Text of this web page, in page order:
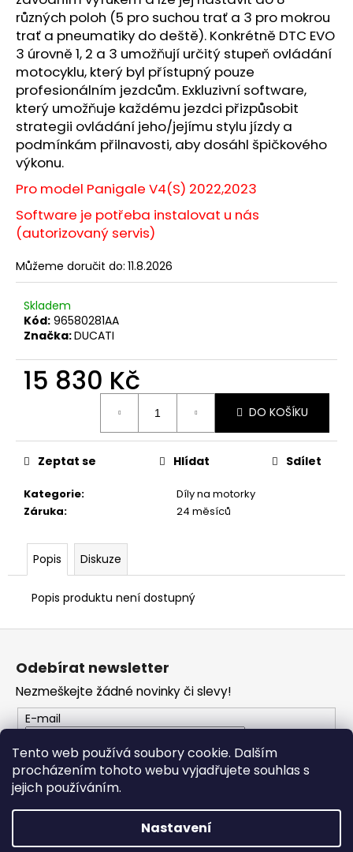
Tento web používá soubory cookie. Dalším
procházením tohoto webu vyjadřujete souhlas s
jejich používáním.
Nastavení
různých poloh (5 pro suchou trať a 3 pro mokrou
trať a pneumatiky do deště). Konkrétně DTC EVO
3 úrovně 1, 2 a 3 umožňují určitý stupeň ovládání
motocyklu, který byl přístupný pouze
profesionálním jezdcům. Exkluzivní software,
který umožňuje každému jezdci přizpůsobit
strategii ovládání jeho/jejímu stylu jízdy a
podmínkám přilnavosti, aby dosáhl špičkového
výkonu.
Pro model Panigale V4(S) 2022,2023
Software je potřeba instalovat u nás
(autorizovaný servis)
Můžeme doručit do: 11.8.2026
Skladem
Kód: 96580281AA
Značka:DUCATI
15 830 Kč
DO KOŠÍKU
Kategorie:
Díly na motorky
Záruka: 24 měsíců
Zeptat se Hlídat Sdílet
Popis Diskuze
Popis produktu není dostupný
044
Kč
Z
t
í
Odebírat newsletter
Nezmeškejte žádné novinky či slevy!
E-mail
PŘIHLÁSIT SE